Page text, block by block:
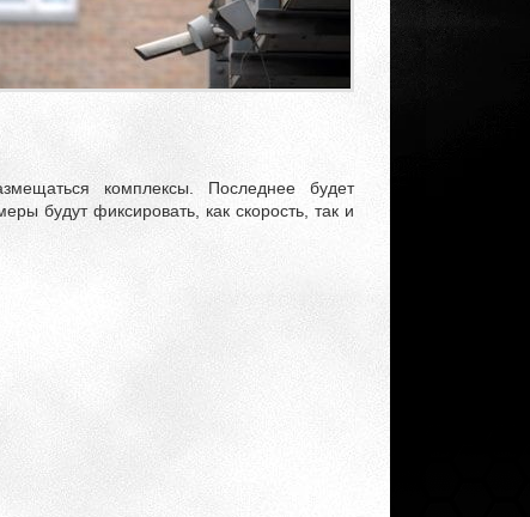
комплексы. Последнее будет
будут фиксировать, как скорость, так и